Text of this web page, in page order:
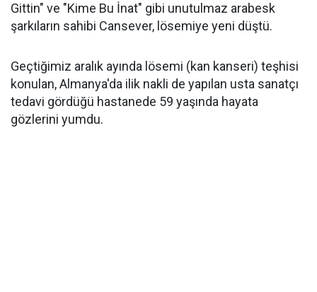
Gittin" ve "Kime Bu İnat" gibi unutulmaz arabesk
şarkıların sahibi Cansever, lösemiye yeni düştü.
Geçtiğimiz aralık ayında lösemi (kan kanseri) teşhisi
konulan, Almanya'da ilik nakli de yapılan usta sanatçı
tedavi gördüğü hastanede 59 yaşında hayata
gözlerini yumdu.